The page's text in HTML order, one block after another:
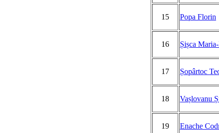
15 Popa Florin
16 Șișca
17 Șopârtoc
18 Vașlovanu
19 Enache